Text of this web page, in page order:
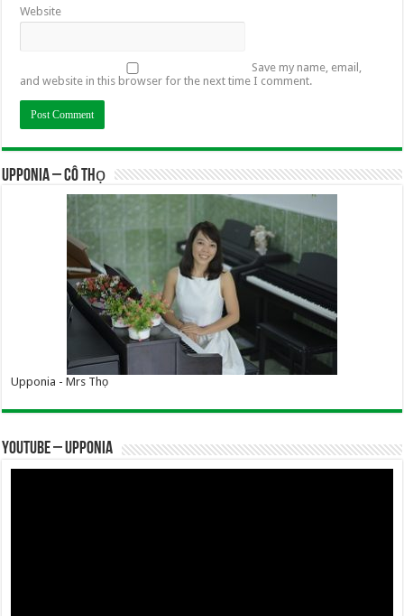
Website
Save my name, email,
and website in this browser for the next time I comment.
UPPONIA – Cô Thọ
Upponia - Mrs Thọ
YOUTUBE – UPPONIA